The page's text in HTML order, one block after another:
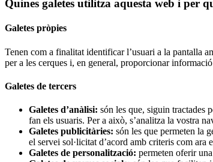
Quines galetes utilitza aquesta web i per
Galetes pròpies
Tenen com a finalitat identificar l’usuari a la pantalla
per a les cerques i, en general, proporcionar
Galetes de tercers
Galetes d’anàlisi: són les que, siguin tractades
fan els usuaris. Per a això, s’analitza la vostra
Galetes publicitàries: són les que permeten la
el servei sol·licitat d’acord amb criteris com
Galetes de personalització: permeten oferir